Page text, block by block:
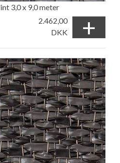
3,0 x 9,0 meter
2.462,00
DKK
+